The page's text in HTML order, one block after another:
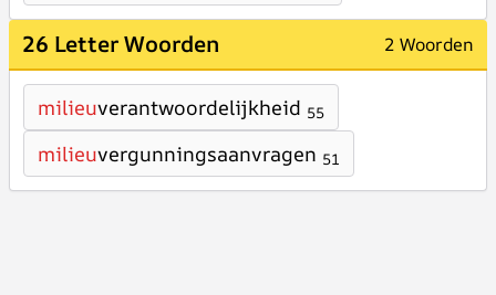
26 Letter Woorden 2 Woorden
milieuverantwoordelijkheid 55
milieuvergunningsaanvragen 51